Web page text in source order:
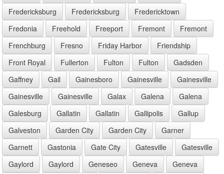
Fredericksburg
Fredericksburg
Fredericktown
Fredonia
Freehold Freeport Fremont
Fremont
Frenchburg
Fresno Friday Harbor
Friendship
Front Royal
Fullerton Fulton Fulton
Gadsden
Gaffney
Gail Gainesboro Gainesville
Gainesville
Gainesville
Gainesville Galax Galena
Galena
Galesburg
Gallatin Gallatin Gallipolis
Gallup
Galveston
Garden City Garden City
Garner
Garnett
Gastonia Gate City Gatesville
Gatesville
Gaylord
Gaylord Geneseo Geneva
Geneva